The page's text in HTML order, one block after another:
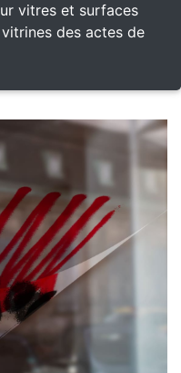
vitres et surfaces
des actes de